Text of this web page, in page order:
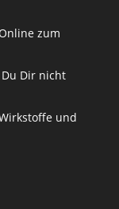
zum
Dir nicht
und